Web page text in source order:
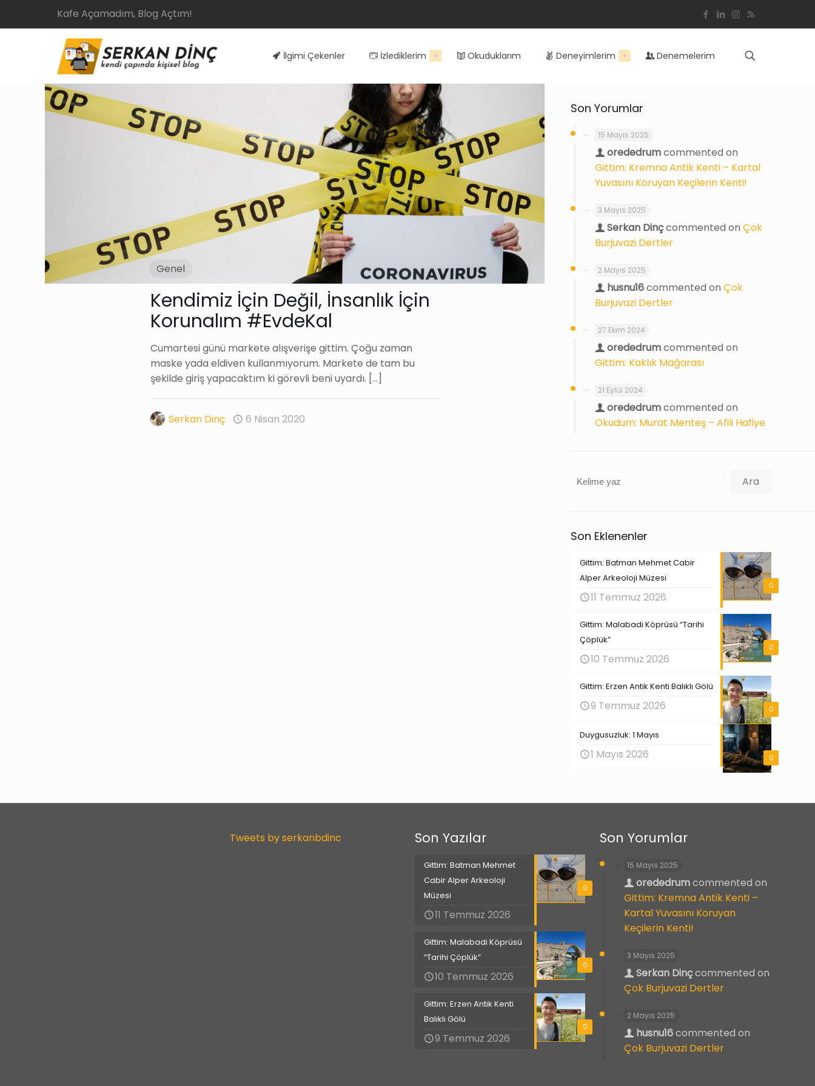
Kafe Açamadım, Blog Açtım!
İlgimi Çekenler İzlediklerim Okuduklarım Deneyimlerim Denemelerim
Genel
Kendimiz İçin Değil, İnsanlık İçin
Korunalım #EvdeKal
Cumartesi günü markete alışverişe gittim. Çoğu zaman
maske yada eldiven kullanmıyorum. Markete de tam bu
şekilde giriş yapacaktım ki görevli beni uyardı. […]
Serkan Dinç 6 Nisan 2020
Son Yorumlar
15 Mayıs 2025
orededrumcommented on
Gittim: Kremna Antik Kenti – Kartal
Yuvasını Koruyan Keçilerin Kenti!
3 Mayıs 2025
Serkan Dinçcommented on Çok
Burjuvazi Dertler
2 Mayıs 2025
husnu16commented on Çok
Burjuvazi Dertler
27 Ekim 2024
orededrumcommented on
Gittim: Kaklık Mağarası
21 Eylül 2024
orededrumcommented on
Okudum: Murat Menteş – Afili Hafiye
Ara Ara
Son Eklenenler
0
Gittim: Batman Mehmet Cabir
Alper Arkeoloji Müzesi
11 Temmuz 2026
0
Gittim: Malabadi Köprüsü “Tarihi
Çöplük”
10 Temmuz 2026
0
Gittim: Erzen Antik Kenti Balıklı Gölü
9 Temmuz 2026
0
Duygusuzluk: 1 Mayıs
1 Mayıs 2026
Tweets by serkanbdinc Son Yazılar
0
Gittim: Batman Mehmet
Cabir Alper Arkeoloji
Müzesi
11 Temmuz 2026
0
Gittim: Malabadi Köprüsü
“Tarihi Çöplük”
10 Temmuz 2026
0
Gittim: Erzen Antik Kenti
Balıklı Gölü
9 Temmuz 2026
Son Yorumlar
15 Mayıs 2025
orededrumcommented on
Gittim: Kremna Antik Kenti –
Kartal Yuvasını Koruyan
Keçilerin Kenti!
3 Mayıs 2025
Serkan Dinçcommented on
Çok Burjuvazi Dertler
2 Mayıs 2025
husnu16commented on
Çok Burjuvazi Dertler